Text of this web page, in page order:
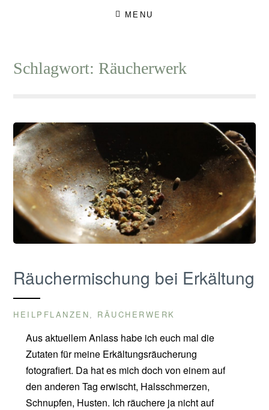
MENU
Schlagwort: Räucherwerk
Räuchermischung bei Erkältung
HEILPFLANZEN RÄUCHERWERK
Aus aktuellem Anlass habe ich euch mal die
Zutaten für meine Erkältungsräucherung
fotografiert. Da hat es mich doch von einem auf
den anderen Tag erwischt, Halsschmerzen,
Schnupfen, Husten. Ich räuchere ja nicht auf